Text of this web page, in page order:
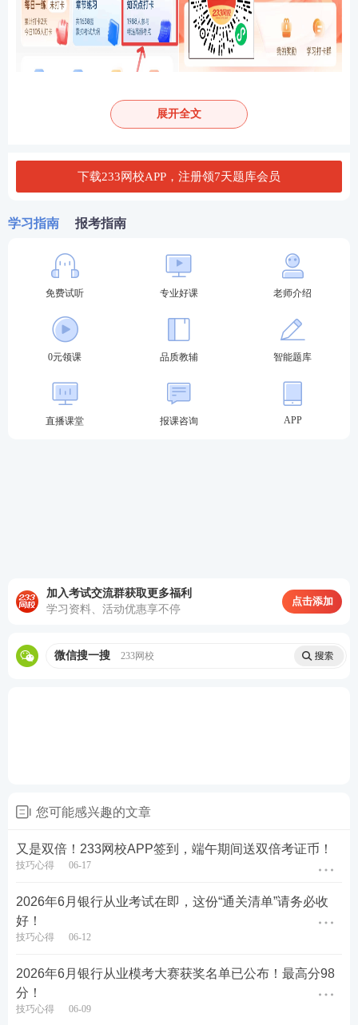
展开全文
下载233网校APP，注册领7天题库会员
学习指南 报考指南
免费试听 专业好课 老师介绍
0元领课 品质教辅 智能题库
直播课堂 报课咨询 APP
加入考试交流群获取更多福利
学习资料、活动优惠享不停
点击添加
微信搜一搜 233网校
您可能感兴趣的文章
又是双倍！233网校APP签到，端午期间送双倍考证币！
技巧心得 06-17
2026年6月银行从业考试在即，这份“通关清单”请务必收
好！
技巧心得 06-12
2026年6月银行从业模考大赛获奖名单已公布！最高分98
分！
技巧心得 06-09